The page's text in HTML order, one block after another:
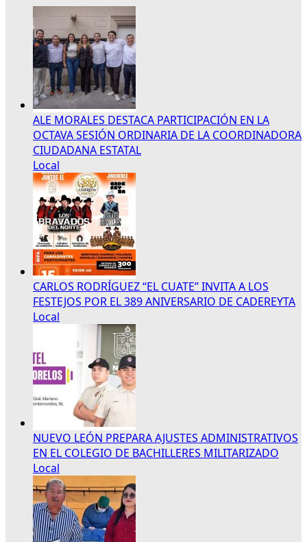
ALE MORALES DESTACA PARTICIPACIÓN EN LA
OCTAVA SESIÓN ORDINARIA DE LA COORDINADORA
CIUDADANA ESTATAL
Local
CARLOS RODRÍGUEZ “EL CUATE” INVITA A LOS
FESTEJOS POR EL 389 ANIVERSARIO DE CADEREYTA
Local
NUEVO LEÓN PREPARA AJUSTES ADMINISTRATIVOS
EN EL COLEGIO DE BACHILLERES MILITARIZADO
Local